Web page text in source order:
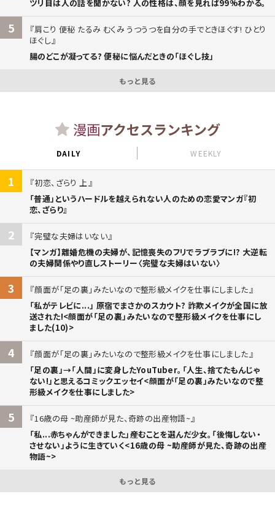
ツリ目は人の話を聞かない? 人の性格は、顔を見れば99%わかる。
5
肩こり 便秘 たるみ むくみ うつうつを自分の手でときほぐす! ひとり
ほぐし
腸のどこが凝ってる? 便秘に悩んだときの「ほぐし技」
もっと見る
漫画アクセスランキング
DAILY WEEKLY
1
初恋、ざらり 上
「普通」というハードルを越えられない人のための恋愛マンガ『初
恋、ざらり』
2
完璧な夫婦はいない
【マンガ】離婚危機の夫婦が、記憶喪失のフリでラブラブに!? 大逆転
の夫婦関係やり直しストーリー〈完璧な夫婦はいない〉
3
顔面が「足の裏」みたいなので整形級メイクを仕事にしました
「私がテレビに...」 原宿でまさかのスカウト? 詐欺メイクが全国に放
送された!<顔面が「足の裏」みたいなので整形級メイクを仕事にし
ました(10)>
4
顔面が「足の裏」みたいなので整形級メイクを仕事にしました
「足の裏」→「人間」に変身したYouTuber。「人生、捨てたもんじゃ
ない!」と思えるコミックエッセイ<顔面が「足の裏」みたいなので整
形級メイクを仕事にしました>
5
16歳の母 ~助産師が見た、奇跡の出産物語~
「私...赤ちゃんができました」――産むことを選んだ少女。「後悔しない・
させない」ように生きていく<16歳の母 ~助産師が見た、奇跡の出産
物語~>
もっと見る